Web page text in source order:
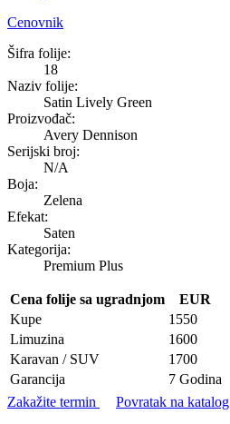
Cenovnik
Satin Lively Green
Šifra folije:
18
Naziv folije:
Satin Lively Green
Proizvođač:
Avery Dennison
Serijski broj:
N/A
Boja:
Zelena
Efekat:
Saten
Kategorija:
Premium Plus
Cena folije sa ugradnjom
EUR
Kupe
1550
Limuzina
1600
Karavan / SUV
1700
Garancija
7 Godina
Zakažite termin
Povratak na katalog